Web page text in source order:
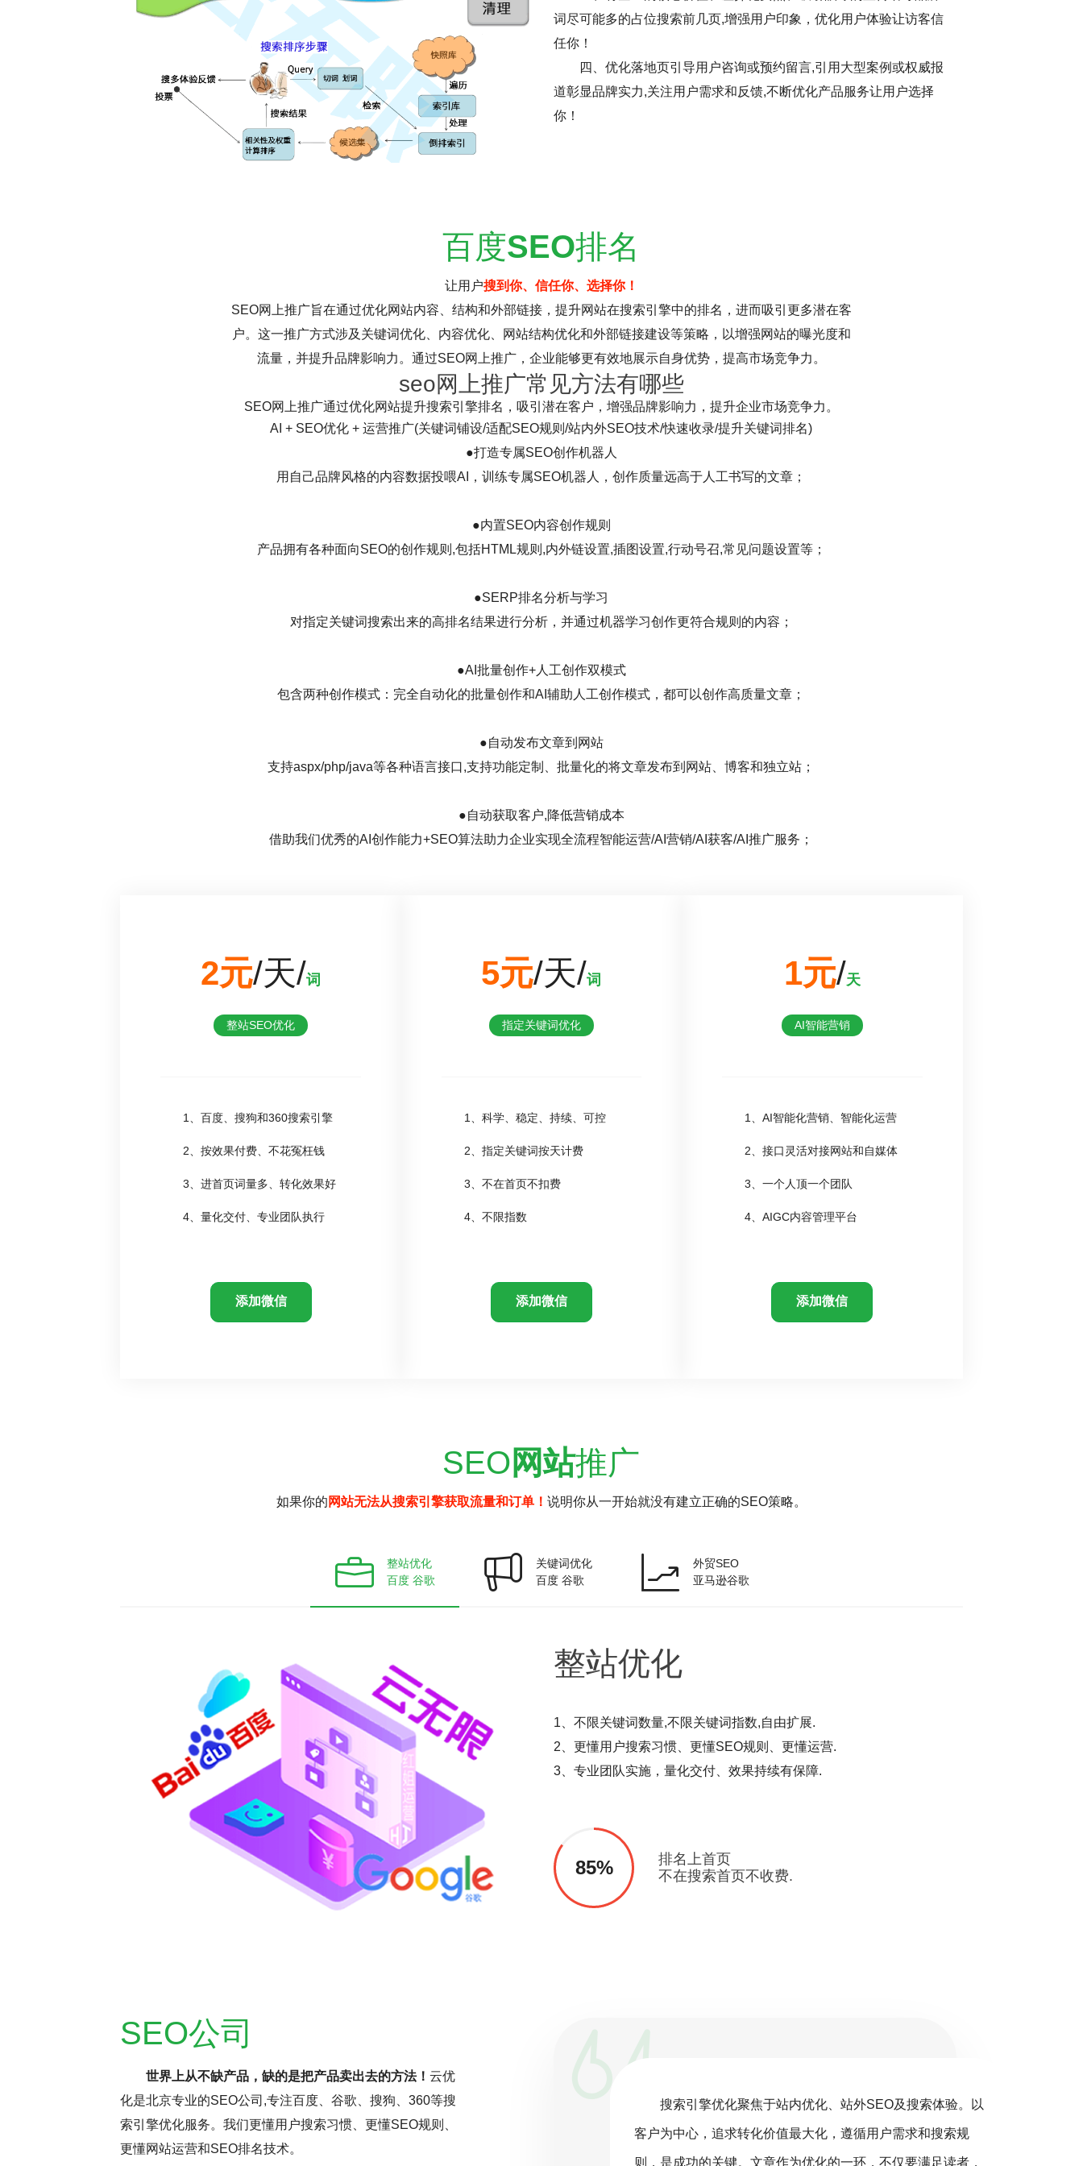
词尽可能多的占位搜索前几页,增强用户印象，优化用户体验让访客信
任你！
四、优化落地页引导用户咨询或预约留言,引用大型案例或权威报
道彰显品牌实力,关注用户需求和反馈,不断优化产品服务让用户选择
你！
百度SEO排名
让用户搜到你、信任你、选择你！
SEO网上推广旨在通过优化网站内容、结构和外部链接，提升网站在搜索引擎中的排名，进而吸引更多潜在客
户。这一推广方式涉及关键词优化、内容优化、网站结构优化和外部链接建设等策略，以增强网站的曝光度和
流量，并提升品牌影响力。通过SEO网上推广，企业能够更有效地展示自身优势，提高市场竞争力。
seo网上推广常见方法有哪些
SEO网上推广通过优化网站提升搜索引擎排名，吸引潜在客户，增强品牌影响力，提升企业市场竞争力。
AI + SEO优化 + 运营推广(关键词铺设/适配SEO规则/站内外SEO技术/快速收录/提升关键词排名)
●打造专属SEO创作机器人
用自己品牌风格的内容数据投喂AI，训练专属SEO机器人，创作质量远高于人工书写的文章；
●内置SEO内容创作规则
产品拥有各种面向SEO的创作规则,包括HTML规则,内外链设置,插图设置,行动号召,常见问题设置等；
●SERP排名分析与学习
对指定关键词搜索出来的高排名结果进行分析，并通过机器学习创作更符合规则的内容；
●AI批量创作+人工创作双模式
包含两种创作模式：完全自动化的批量创作和AI辅助人工创作模式，都可以创作高质量文章；
●自动发布文章到网站
支持aspx/php/java等各种语言接口,支持功能定制、批量化的将文章发布到网站、博客和独立站；
●自动获取客户,降低营销成本
借助我们优秀的AI创作能力+SEO算法助力企业实现全流程智能运营/AI营销/AI获客/AI推广服务；
2元/天/词
整站SEO优化
1、百度、搜狗和360搜索引擎
2、按效果付费、不花冤枉钱
3、进首页词量多、转化效果好
4、量化交付、专业团队执行
添加微信
5元/天/词
指定关键词优化
1、科学、稳定、持续、可控
2、指定关键词按天计费
3、不在首页不扣费
4、不限指数
添加微信
1元/天
AI智能营销
1、AI智能化营销、智能化运营
2、接口灵活对接网站和自媒体
3、一个人顶一个团队
4、AIGC内容管理平台
添加微信
SEO 网站推广
如果你的 网站无法从搜索引擎获取流量和订单！ 说明你从一开始就没有建立正确的SEO策略。
整站优化
百度 谷歌
关键词优化
百度 谷歌
外贸SEO
亚马逊谷歌
整站优化
1、不限关键词数量,不限关键词指数,自由扩展.
2、更懂用户搜索习惯、更懂SEO规则、更懂运营.
3、专业团队实施，量化交付、效果持续有保障.
85%
排名上首页
不在搜索首页不收费.
SEO公司
世界上从不缺产品，缺的是把产品卖出去的方法！云优
化是北京专业的SEO公司,专注百度、谷歌、搜狗、360等搜
索引擎优化服务。我们更懂用户搜索习惯、更懂SEO规则、
更懂网站运营和SEO排名技术。
，但云优化认为，这更多与网
受多因素影响，但正确思维和
SEO网站优化是一项持续且精细化的工作，而非一劳永
逸。它要求优化师密切关注行业动态，深入分析数据，并根据
搜索引擎优化聚焦于站内优化、站外SEO及搜索体验。以
客户为中心，追求转化价值最大化，遵循用户需求和搜索规
则，是成功的关键。文章作为优化的一环，不仅要满足读者，